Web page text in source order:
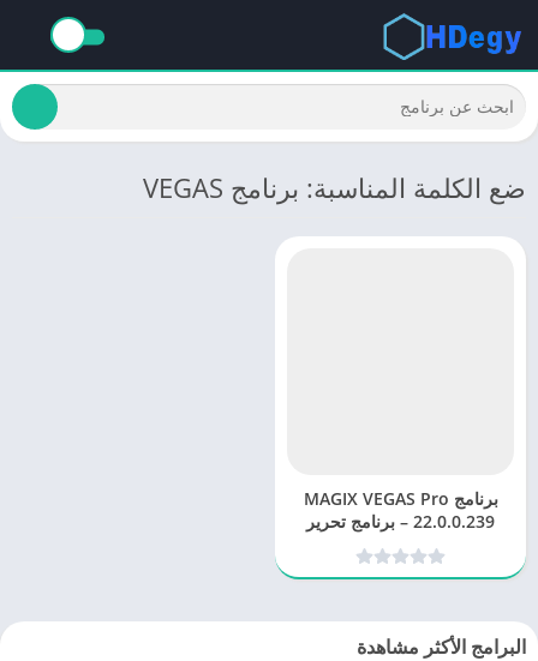
ضع الكلمة المناسبة: برنامج VEGAS
برنامج MAGIX VEGAS Pro
22.0.0.239 – برنامج تحرير
فيديو احترافي
البرامج الأكثر مشاهدة